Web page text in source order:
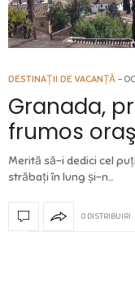
DESTINAȚII DE VACANȚĂ
Granada,
frumos
Merită să-i dedici cel
străbaţi în lung şi-n…
0 DISTRIBUIRI